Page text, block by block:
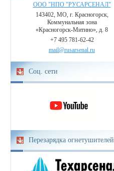
ООО "НПО "РУСАРСЕНАЛ"
143402, МО, г. Красногорск,
Коммунальная зона
«Красногорск-Митино», д. 8
+7 495 781-62-42
mail@rusarsenal.ru
Соц. сети
Перезарядка огнетушителей